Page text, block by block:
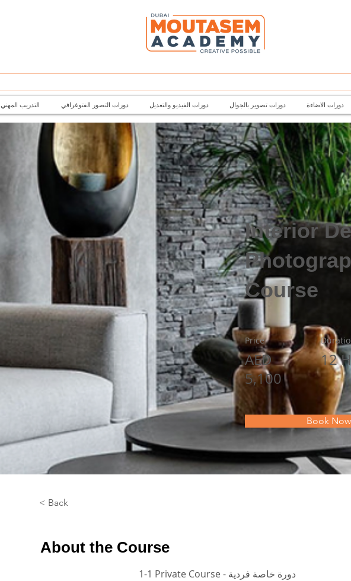
التدريب المهني دورات التصور الفتوغرافي دورات الفيديو والتعديل دورات تصوير بالجوال دورات الاضاءة
Interior
Course
Price
AED
5,100
12
Book Now
< Back
About the Course
1-1 Private Course - دورة خاصة فردية